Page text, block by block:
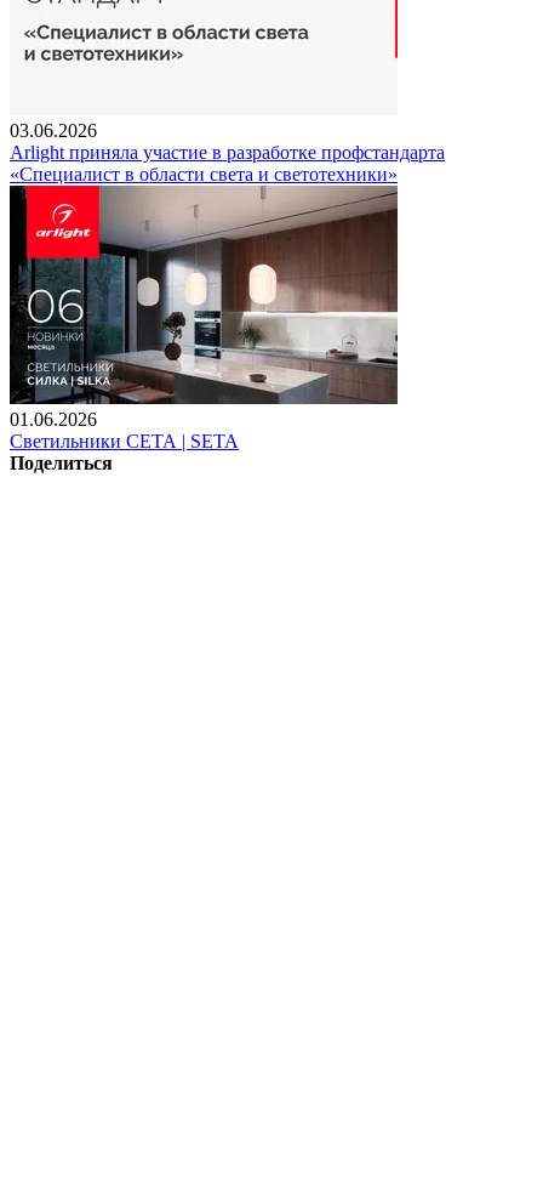
03.06.2026
Arlight приняла участие в разработке профстандарта
«Специалист в области света и светотехники»
01.06.2026
Светильники СЕТА | SETA
Поделиться